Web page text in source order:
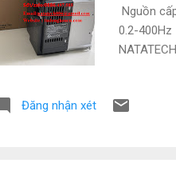
Nguồn
0.2-
với em ạ:
Đăng nhận xét